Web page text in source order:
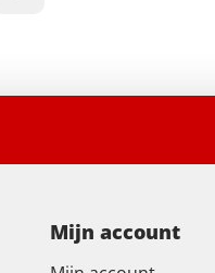
Mijn account